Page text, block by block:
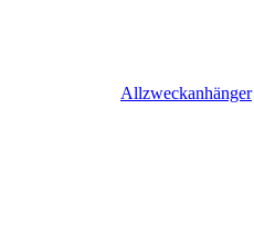
Allzweckanhänger